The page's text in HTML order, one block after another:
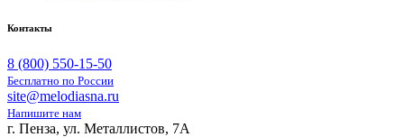
Контакты
8 (800) 550-15-50
Бесплатно по России
site@melodiasna.ru
Напишите нам
г. Пенза, ул. Металлистов, 7А